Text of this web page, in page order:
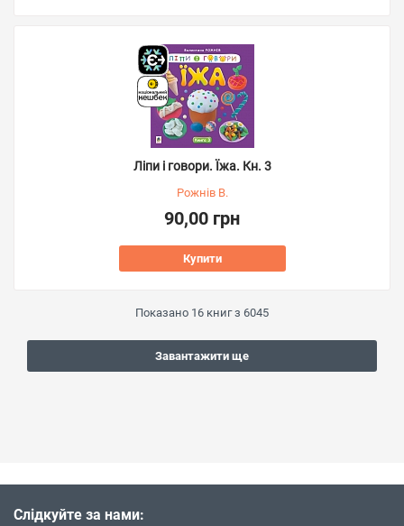
Ліпи і говори. Їжа. Кн. 3
Рожнів В.
90,00 грн
Купити
Показано 16 книг з 6045
Завантажити ще
Слідкуйте за нами: